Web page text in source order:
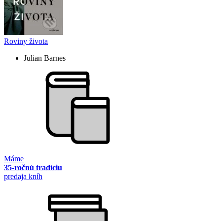
Roviny života
Julian Barnes
Máme
35-ročnú tradíciu
predaja kníh